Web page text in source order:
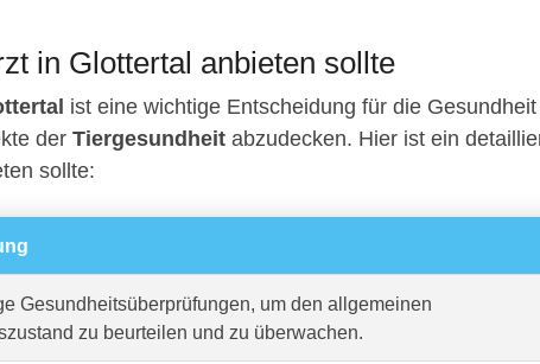
in Glottertal anbieten sollte
ist eine wichtige Entscheidung für die
der Tiergesundheit abzudecken. Hier ist ein
sollte:
Gesundheitsüberprüfungen, um den allgemeinen
zu beurteilen und zu überwachen.